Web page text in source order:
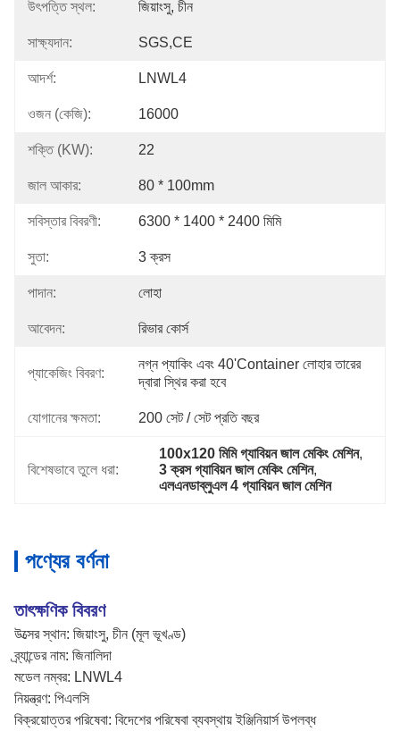
উৎপত্তি স্থল: জিয়াংসু, চীন
সাক্ষ্যদান: SGS,CE
আদর্শ: LNWL4
ওজন (কেজি): 16000
শক্তি (KW): 22
জাল আকার: 80 * 100mm
সবিস্তার বিবরণী: 6300 * 1400 * 2400 মিমি
সুতা: 3 ক্রস
পাদান: লোহা
আবেদন: রিভার কোর্স
প্যাকেজিং বিবরণ:
নগ্ন প্যাকিং এবং 40'container লোহার তারের
দ্বারা স্থির করা হবে
যোগানের ক্ষমতা: 200 সেট / সেট প্রতি বছর
বিশেষভাবে তুলে ধরা:
100x120 মিমি গ্যাবিয়ন জাল মেকিং মেশিন,
3 ক্রস গ্যাবিয়ন জাল মেকিং মেশিন,
এলএনডাব্লুএল 4 গ্যাবিয়ন জাল মেশিন
পণ্যের বর্ণনা
তাৎক্ষণিক বিবরণ
উত্সের স্থান: জিয়াংসু, চীন (মূল ভূখণ্ড)
ব্র্যান্ডের নাম: জিনালিদা
মডেল নম্বর: LNWL4
নিয়ন্ত্রণ: পিএলসি
বিক্রয়োত্তর পরিষেবা: বিদেশের পরিষেবা ব্যবস্থায় ইঞ্জিনিয়ার্স উপলব্ধ